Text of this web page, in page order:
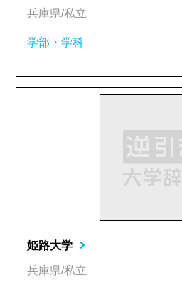
兵庫県/私立
学部・学科
姫路大学
兵庫県/私立